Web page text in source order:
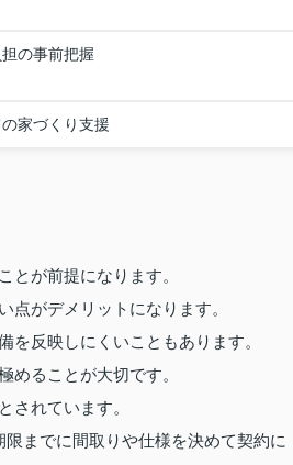
の事前把握
家づくり支援
とが前提になります。
がデメリットになります。
反映しにくいこともあります。
めることが大切です。
されています。
までに間取りや仕様を決めて契約に